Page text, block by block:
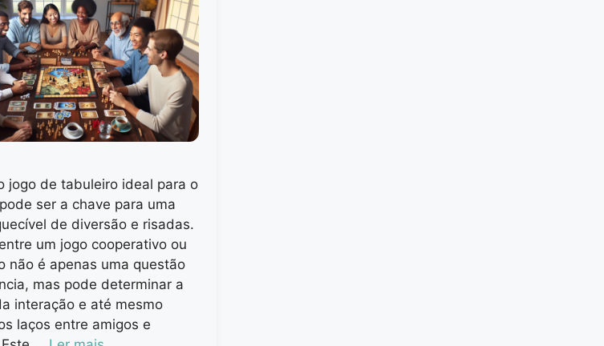
jogo de tabuleiro ideal para o
ser a chave para uma
de diversão e risadas.
um jogo cooperativo ou
não é apenas uma questão
mas pode determinar a
interação e até mesmo
laços entre amigos e